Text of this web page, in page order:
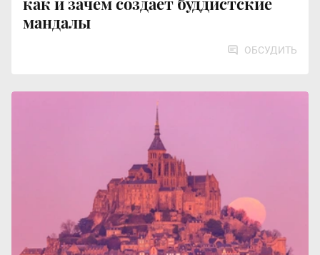
мандалы
ОБСУДИТЬ